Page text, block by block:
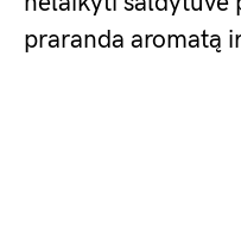
praranda aromatą